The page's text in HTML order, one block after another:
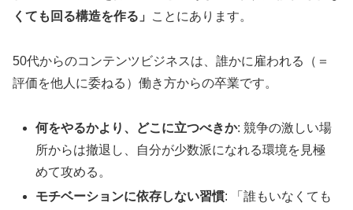
くても回る構造を作る」
ことにあります。
50代からのコンテンツビジネスは、誰かに雇われる（＝
評価を他人に委ねる）働き方からの卒業です。
何をやるかより、どこに立つべきか: 競争の激しい場
所からは撤退し、自分が少数派になれる環境を見極
めて攻める。
モチベーションに依存しない習慣: 「誰もいなくても